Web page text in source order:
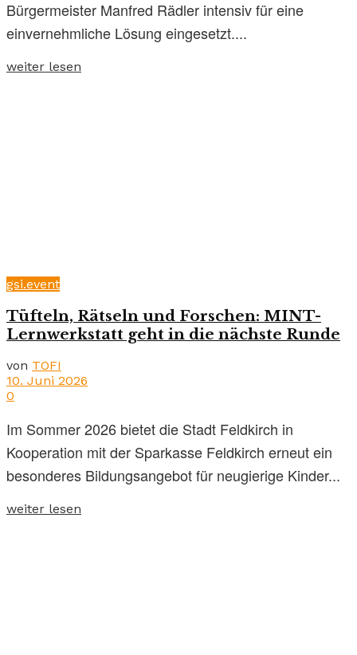
Bürgermeister Manfred Rädler intensiv für eine
einvernehmliche Lösung eingesetzt....
weiter lesen
gsi.event
Tüfteln, Rätseln und Forschen: MINT-
Lernwerkstatt geht in die nächste Runde
von TOFI
10. Juni 2026
0
Im Sommer 2026 bietet die Stadt Feldkirch in
Kooperation mit der Sparkasse Feldkirch erneut ein
besonderes Bildungsangebot für neugierige Kinder...
weiter lesen